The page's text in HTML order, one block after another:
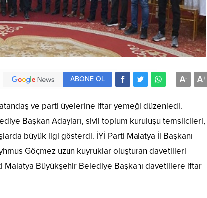
A+
A-
ABONE OL
ve parti üyelerine iftar yemeği düzenledi.
Başkan Adayları, sivil toplum kuruluşu temsilcileri,
büyük ilgi gösterdi. İYİ Parti Malatya İl Başkanı
Göçmez uzun kuyruklar oluşturan davetlileri
Malatya Büyükşehir Belediye Başkanı davetlilere iftar